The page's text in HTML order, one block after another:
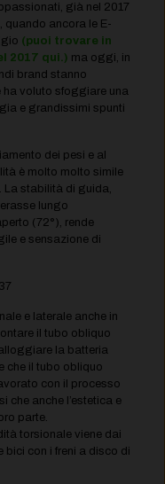
già nel 2017
quando ancora le E-
(puoi trovare in
2017 qui.) ma oggi, in
brand stanno
ha voluto sfoggiare una
e grandissimi spunti
dei pesi e al
è molto molto simile
La stabilità di guida,
lungo
(72°), rende
e sensazione di
e laterale anche in
il tubo obliquo
la batteria
che il tubo obliquo
con il processo
che anche l’estetica e
parte.
torsionale viene dai
bici con i freni a disco di